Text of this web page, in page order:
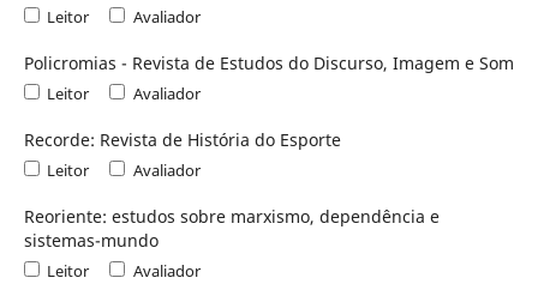
Leitor Avaliador
Policromias - Revista de Estudos do Discurso, Imagem e Som
Leitor Avaliador
Recorde: Revista de História do Esporte
Leitor Avaliador
Reoriente: estudos sobre marxismo, dependência e
sistemas-mundo
Leitor Avaliador